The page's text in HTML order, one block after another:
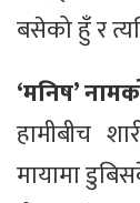
बसेको हुँ र
‘मनिष’
हामीबीच
मायामा